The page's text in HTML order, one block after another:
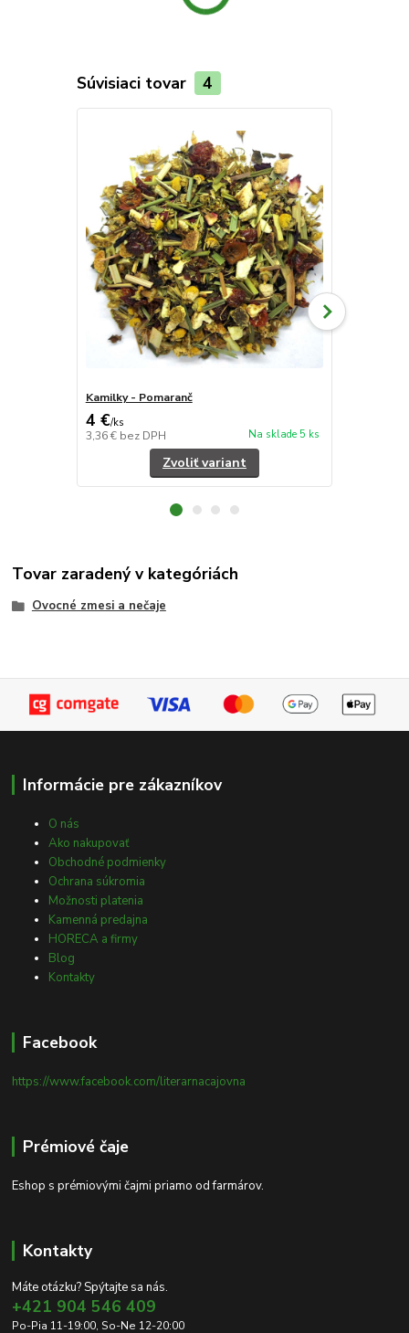
Súvisiaci tovar 4
Kamilky - Pomaranč
4 €/ks
3,36 € bez DPH Na sklade 5 ks
Zvoliť variant
Tovar zaradený v kategóriách
Ovocné zmesi a nečaje
Informácie pre zákazníkov
O nás
Ako nakupovať
Obchodné podmienky
Ochrana súkromia
Možnosti platenia
Kamenná predajna
HORECA a firmy
Blog
Kontakty
Facebook
https://www.facebook.com/literarnacajovna
Prémiové čaje
Eshop s prémiovými čajmi priamo od farmárov.
Kontakty
Máte otázku? Spýtajte sa nás.
+421 904 546 409
Po-Pia 11-19:00, So-Ne 12-20:00